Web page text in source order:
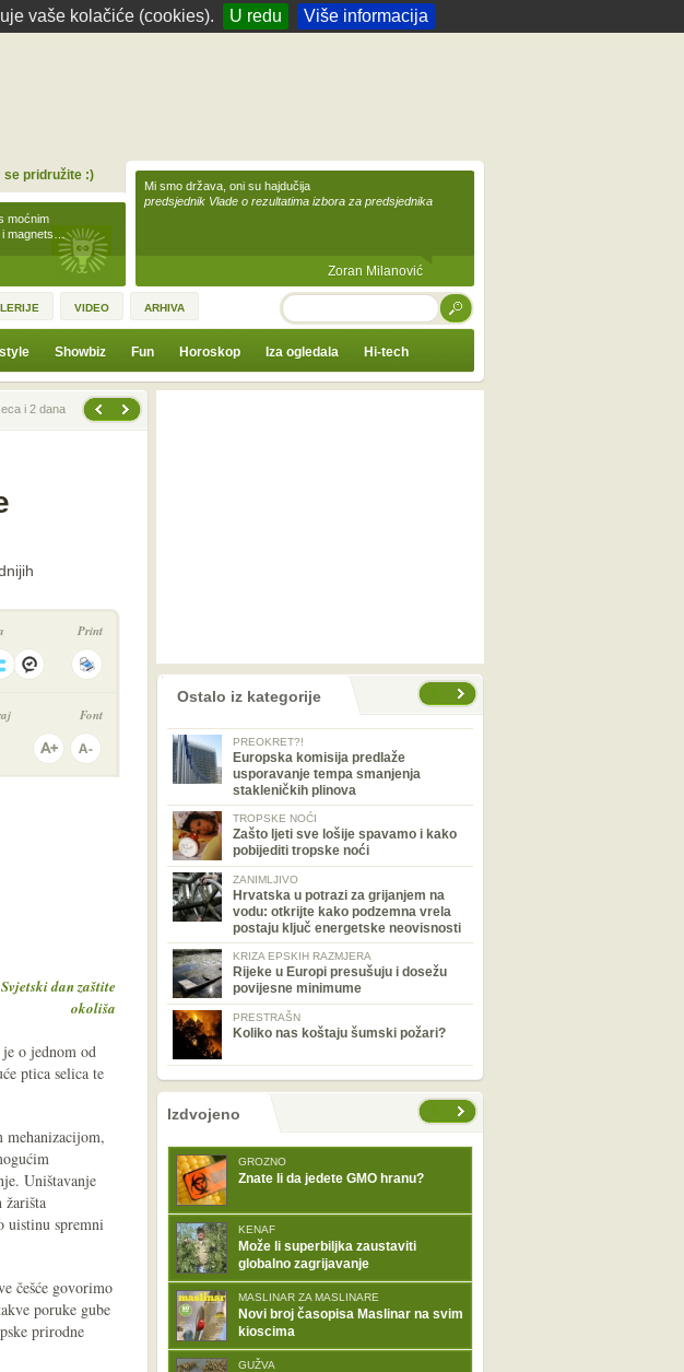
vaše kolačiće (cookies). U redu Više informacija
moćnim
i magnets…
se pridružite :)
Mi smo država, oni su hajdučija
predsjednik Vlade o rezultatima izbora za predsjednika
Zoran Milanović
VIDEO ARHIVA TRAŽI
Showbiz Fun Horoskop Iza ogledala Hi-tech
i 2 dana
Print
Font
Svjetski dan zaštite
okoliša
o jednom od
ptica selica te
mehanizacijom,
Uništavanje
uistinu spremni
češće govorimo
poruke gube
prirodne
Ostalo iz kategorije
PREOKRET?!
Europska komisija predlaže
usporavanje tempa smanjenja
stakleničkih plinova
TROPSKE NOĆI
Zašto ljeti sve lošije spavamo i kako
pobijediti tropske noći
ZANIMLJIVO
Hrvatska u potrazi za grijanjem na
vodu: otkrijte kako podzemna vrela
postaju ključ energetske neovisnosti
KRIZA EPSKIH RAZMJERA
Rijeke u Europi presušuju i dosežu
povijesne minimume
PRESTRAŠN
Koliko nas koštaju šumski požari?
nema prethodne stranice
sljedećeIzdvojeno
GROZNO
Znate li da jedete GMO hranu?
KENAF
Može li superbiljka zaustaviti
globalno zagrijavanje
MASLINAR ZA MASLINARE
Novi broj časopisa Maslinar na svim
kioscima
GUŽVA